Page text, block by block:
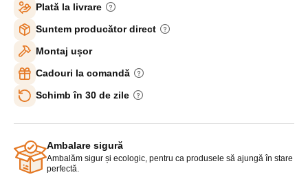
Plată la livrare
Suntem producător direct
Montaj ușor
Cadouri la comandă
Schimb în 30 de zile
Ambalare sigură
Ambalăm sigur și ecologic, pentru ca produsele să ajungă în stare
perfectă.